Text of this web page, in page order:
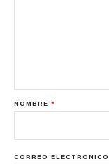
NOMBRE *
CORREO ELECTRÓNICO